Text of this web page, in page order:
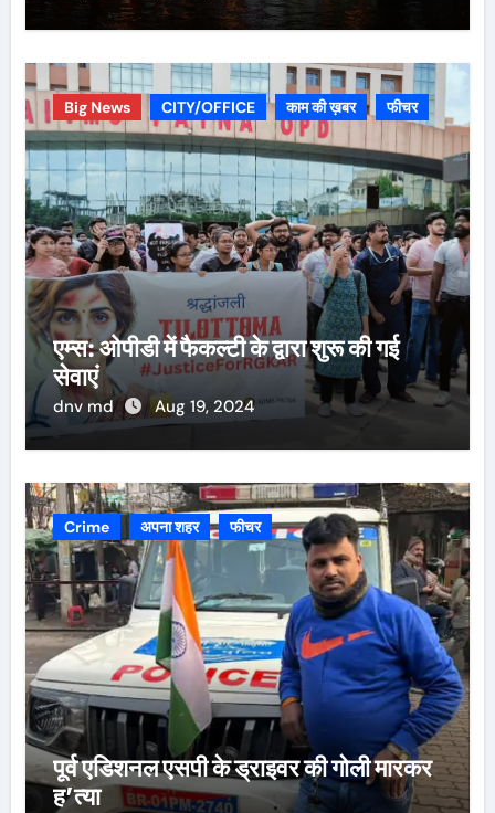
Big News CITY/OFFICE काम की ख़बर फीचर
एम्स: ओपीडी में फैकल्टी के द्वारा शुरू की गई
सेवाएं
dnv md Aug 19, 2024
Crime अपना शहर फीचर
पूर्व एडिशनल एसपी के ड्राइवर की गोली मारकर
ह’त्या